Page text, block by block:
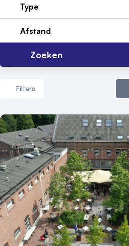
Reviews (5⭐️)
Type
Afstand
Zoeken
Filters
Aantal zalen
1 - 5 zalen
6 - 10 zalen
10 of meer zalen
Aantal personen
1 - 50 personen
50 - 100 personen
100 - 250 personen